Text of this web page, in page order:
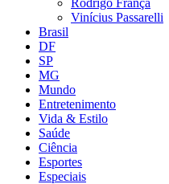
Vinícius Passarelli
Brasil
DF
SP
MG
Mundo
Entretenimento
Vida & Estilo
Saúde
Ciência
Esportes
Especiais